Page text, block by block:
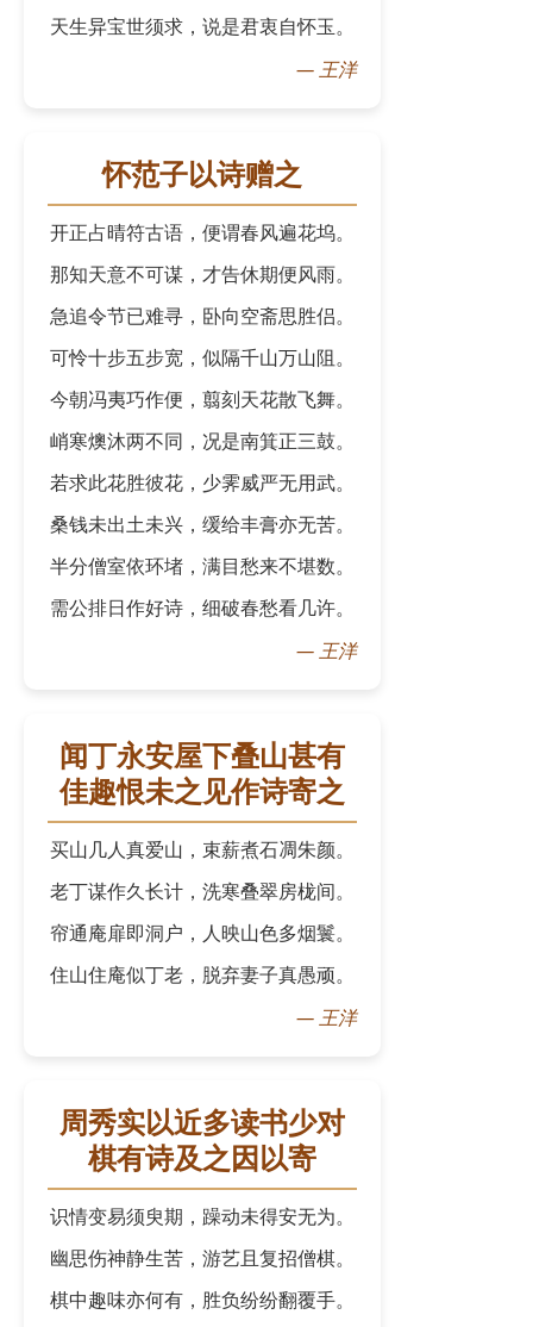
天生异宝世须求，说是君衷自怀玉。
—王洋
怀范子以诗赠之
开正占晴符古语，便谓春风遍花坞。
那知天意不可谋，才告休期便风雨。
急追令节已难寻，卧向空斋思胜侣。
可怜十步五步宽，似隔千山万山阻。
今朝冯夷巧作便，翦刻天花散飞舞。
峭寒燠沐两不同，况是南箕正三鼓。
若求此花胜彼花，少霁威严无用武。
桑钱未出土未兴，缓给丰膏亦无苦。
半分僧室依环堵，满目愁来不堪数。
需公排日作好诗，细破春愁看几许。
—王洋
闻丁永安屋下叠山甚有
佳趣恨未之见作诗寄之
买山几人真爱山，束薪煮石凋朱颜。
老丁谋作久长计，洗寒叠翠房栊间。
帘通庵扉即洞户，人映山色多烟鬟。
住山住庵似丁老，脱弃妻子真愚顽。
—王洋
周秀实以近多读书少对
棋有诗及之因以寄
识情变易须臾期，躁动未得安无为。
幽思伤神静生苦，游艺且复招僧棋。
棋中趣味亦何有，胜负纷纷翻覆手。